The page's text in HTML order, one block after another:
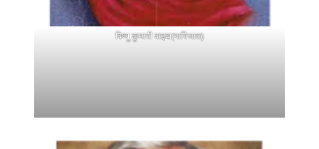
विष्णु कुमारी वाइबा(पारिजात)